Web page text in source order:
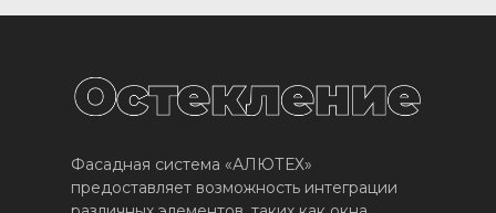
Фасадная система «АЛЮТЕХ»
предоставляет возможность интеграции